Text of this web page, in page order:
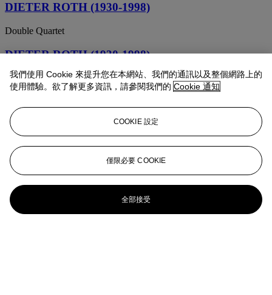
DIETER ROTH (1930-1998)
Double Quartet
DIETER ROTH (1930-1998)
Coffee, No 1
Kleine Landschaft (Small Landscape)
DIETER ROTH AND ROBIN PAGE (1930-1998
AND B. 1932)
Page Rot Sandwich Ears Itch Pong Wad
DIETER ROTH (1930-1998)
我們使用 Cookie 來提升您在本網站、我們的通訊以及整個網路上的
使用體驗。欲了解更多資訊，請參閱我們的 Cookie 通知
COOKIE 設定
僅限必要 COOKIE
全部接受